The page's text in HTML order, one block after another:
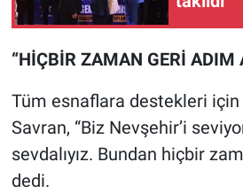
“HİÇBİR ZAMAN GERİ ADIM
Tüm esnaflara destekleri
Savran, “Biz Nevşehir’i
sevdalıyız. Bundan hiçbir
dedi.